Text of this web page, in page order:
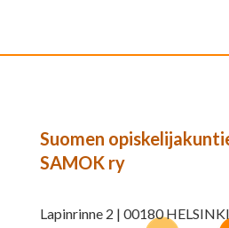
Suomen
SAMOK ry
Lapinrinne 2 | 00180 HELSINKI